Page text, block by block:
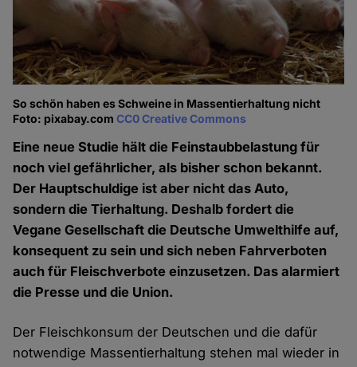
So schön haben es Schweine in Massentierhaltung nicht
Foto: pixabay.comCC0 Creative Commons
Eine neue Studie hält die Feinstaubbelastung für
noch viel gefährlicher, als bisher schon bekannt.
Der Hauptschuldige ist aber nicht das Auto,
sondern die Tierhaltung. Deshalb fordert die
Vegane Gesellschaft die Deutsche Umwelthilfe auf,
konsequent zu sein und sich neben Fahrverboten
auch für Fleischverbote einzusetzen. Das alarmiert
die Presse und die Union.
Der Fleischkonsum der Deutschen und die dafür
notwendige Massentierhaltung stehen mal wieder in